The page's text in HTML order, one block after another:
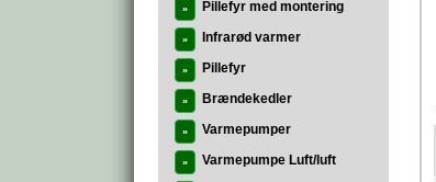
» Pillefyr med montering
» Infrarød varmer
» Pillefyr
» Brændekedler
» Varmepumper
» Varmepumpe Luft/luft